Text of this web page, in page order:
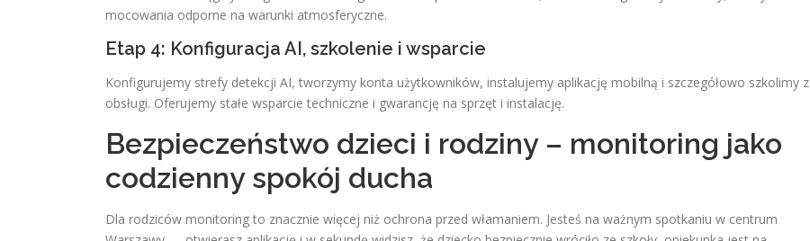
mocowania odporne na warunki atmosferyczne.
Etap 4: Konfiguracja AI, szkolenie i wsparcie
Konfigurujemy strefy detekcji AI, tworzymy konta użytkowników, instalujemy aplikację mobilną i szczegółowo szkolimy z
obsługi. Oferujemy stałe wsparcie techniczne i gwarancję na sprzęt i instalację.
Bezpieczeństwo dzieci i rodziny – monitoring jako
codzienny spokój ducha
Dla rodziców monitoring to znacznie więcej niż ochrona przed włamaniem. Jesteś na ważnym spotkaniu w centrum